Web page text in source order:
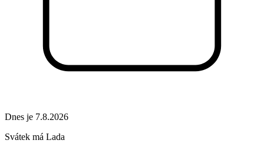
Dnes je 7.8.2026
Svátek má Lada